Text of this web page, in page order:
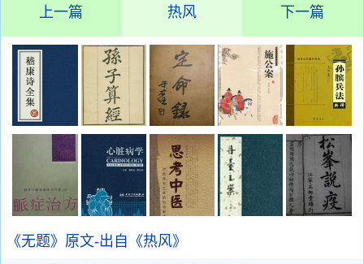
上一篇 热风 下一篇
《无题》原文-出自《热风》